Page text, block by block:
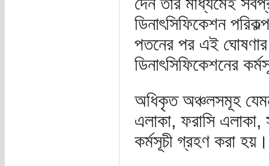
ডিনাৎসিফিকেশন
পতনের পর এই
ডিনাৎসিফিকেশনের
অধিকৃত অঞ্চলসমূহ
এলাকা, ফরাসি
কর্মসূচী গ্রহণ করা হয়।